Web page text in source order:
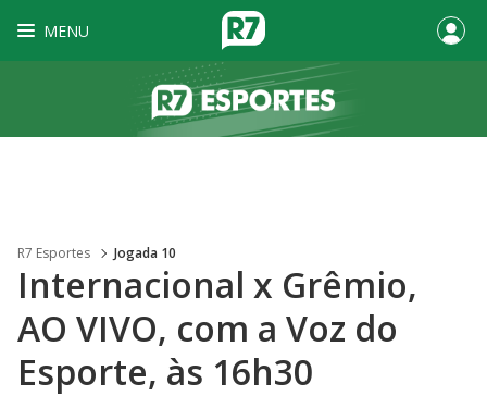
MENU
R7 Esportes Jogada 10
Internacional x Grêmio,
AO VIVO, com a Voz do
Esporte, às 16h30